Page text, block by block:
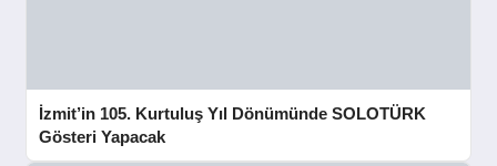
İzmit’in 105. Kurtuluş Yıl Dönümünde SOLOTÜRK
Gösteri Yapacak